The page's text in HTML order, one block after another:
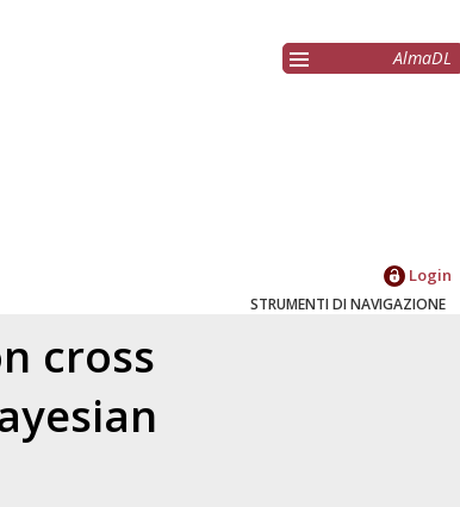
AlmaDL
Login
STRUMENTI DI NAVIGAZIONE
cross